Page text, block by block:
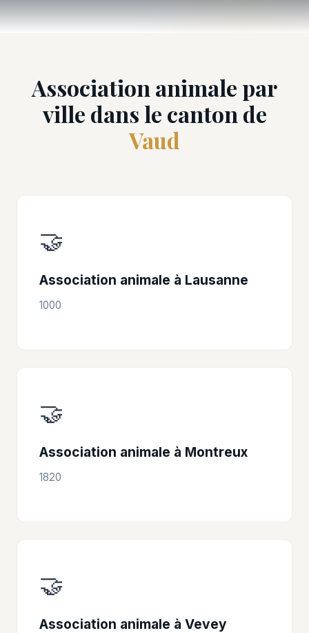
Association animale par
ville dans le canton de
Vaud
🤝
Association animale à Lausanne
1000
🤝
Association animale à Montreux
1820
🤝
Association animale à Vevey